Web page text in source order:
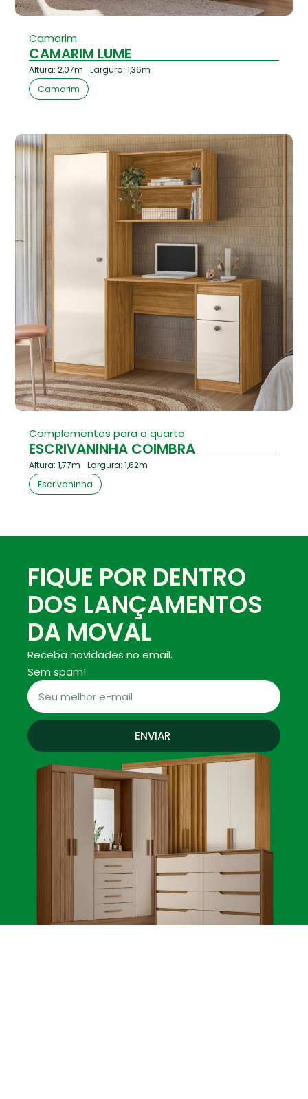
Camarim
CAMARIM LUME
Altura: 2,07m
Largura: 1,36m
Camarim
Complementos para o quarto
ESCRIVANINHA COIMBRA
Altura: 1,77m
Largura: 1,62m
Escrivaninha
Receba novidades no email.
Sem spam!
FIQUE POR DENTRO
DOS LANÇAMENTOS
DA MOVAL
ENVIAR